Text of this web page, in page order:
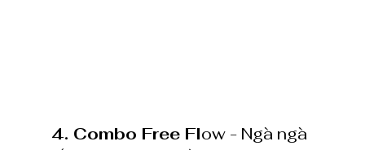
4. Combo Free Flow - Ngà ngà